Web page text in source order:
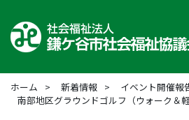
ホーム 新着情報
イベント開催報
南部地区グラウンドゴルフ（ウォーク＆軽